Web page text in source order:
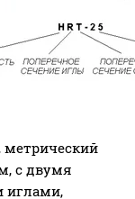
с двумя
иглами,